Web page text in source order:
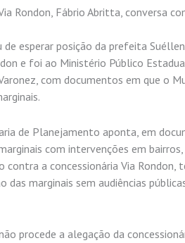
Rondon, Fábrio Abritta, conversa
esperar posição da prefeita
e foi ao Ministério Público
com documentos em que o
de Planejamento aponta, em
com intervenções em
a concessionária Via
marginais sem audiências
procede a alegação da